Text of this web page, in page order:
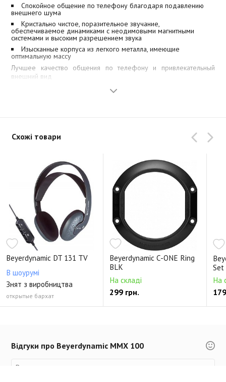
Спокойное общение по телефону благодаря подавлению
внешнего шума
Кристально чистое, поразительное звучание,
обеспечиваемое динамиками с неодимовыми магнитными
системами и высоким разрешением звука
Изысканные корпуса из легкого металла, имеющие
оптимальную массу
Лучшее качество общения по телефону и привлекательный
внешний вид
Схожі товари
Beyerdynamic DT 131 TV
В шоурумі
Знят з виробництва
открытые бархат
Beyerdynamic C-ONE Ring
BLK
На складі
299 грн.
Set
На
Відгуки про Beyerdynamic MMX 100